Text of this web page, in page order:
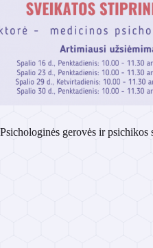
Psichologinės gerovės ir psichikos